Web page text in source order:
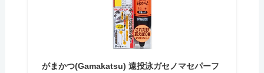
がまかつ(Gamakatsu) 遠投泳ガセノマセパーフ